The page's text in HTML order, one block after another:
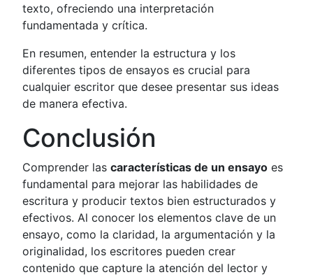
texto, ofreciendo una interpretación
fundamentada y crítica.
En resumen, entender la estructura y los
diferentes tipos de ensayos es crucial para
cualquier escritor que desee presentar sus ideas
de manera efectiva.
Conclusión
Comprender lascaracterísticas de un ensayo es
fundamental para mejorar las habilidades de
escritura y producir textos bien estructurados y
efectivos. Al conocer los elementos clave de un
ensayo, como la claridad, la argumentación y la
originalidad, los escritores pueden crear
contenido que capture la atención del lector y